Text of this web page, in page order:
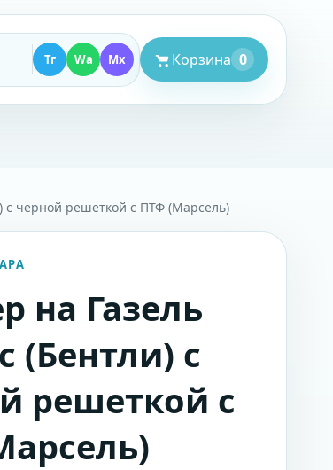
Тг Wa Mx Корзина 0
с черной решеткой с ПТФ (Марсель)
на Газель
(Бентли) с
решеткой с